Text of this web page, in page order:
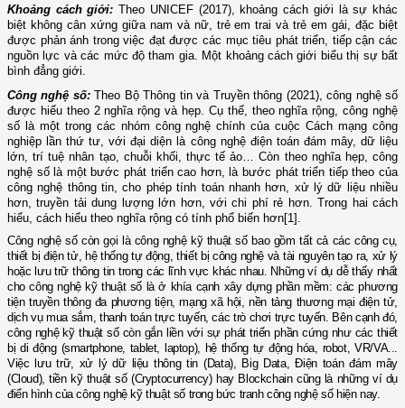
Khoảng cách giới:Theo UNICEF (2017), khoảng cách giới là sự khác
biệt không cân xứng giữa nam và nữ, trẻ em trai và trẻ em gái, đặc biệt
được phản ánh trong việc đạt được các mục tiêu phát triển, tiếp cận các
nguồn lực và các mức độ tham gia. Một khoảng cách giới biểu thị sự bất
bình đẳng giới.
Công nghệ số:Theo Bộ Thông tin và Truyền thông (2021), công nghệ số
được hiểu theo 2 nghĩa rộng và hẹp. Cụ thể, theo nghĩa rộng, công nghệ
số là một trong các nhóm công nghệ chính của cuộc Cách mạng công
nghiệp lần thứ tư, với đại diện là công nghệ điện toán đám mây, dữ liệu
lớn, trí tuệ nhân tạo, chuỗi khối, thực tế ảo… Còn theo nghĩa hẹp, công
nghệ số là một bước phát triển cao hơn, là bước phát triển tiếp theo của
công nghệ thông tin, cho phép tính toán nhanh hơn, xử lý dữ liệu nhiều
hơn, truyền tải dung lượng lớn hơn, với chi phí rẻ hơn. Trong hai cách
hiểu, cách hiểu theo nghĩa rộng có tính phổ biến hơn[1]
Công nghệ số còn gọi là công nghệ kỹ thuật số bao gồm tất cả các công cụ,
thiết bị điện tử, hệ thống tự động, thiết bị công nghệ và tài nguyên tạo ra, xử lý
hoặc lưu trữ thông tin trong các lĩnh vực khác nhau. Những ví dụ dễ thấy nhất
cho công nghệ kỹ thuật số là ở khía cạnh xây dựng phần mềm: các phương
tiện truyền thông đa phương tiện, mạng xã hội, nền tảng thương mại điện tử,
dịch vụ mua sắm, thanh toán trực tuyến, các trò chơi trực tuyến. Bên cạnh đó,
công nghệ kỹ thuật số còn gắn liền với sự phát triển phần cứng như các thiết
bị di động (smartphone, tablet, laptop), hệ thống tự động hóa, robot, VR/VA...
Việc lưu trữ, xử lý dữ liệu thông tin (Data), Big Data, Điện toán đám mây
(Cloud), tiền kỹ thuật số (Cryptocurrency) hay Blockchain cũng là những ví dụ
điển hình của công nghệ kỹ thuật số trong bức tranh công nghệ số hiện nay.